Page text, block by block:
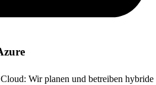
Wir planen und betreiben hybride